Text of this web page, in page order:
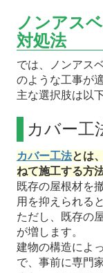
ノンアス
対処法
では、ノンアス
のような工事が
主な選択肢は以
カバー工
カバー工法とは
ねて施工する方
既存の屋根材を
用を抑えられる
ただし、既存の
が増します。
建物の構造によ
で、事前に専門